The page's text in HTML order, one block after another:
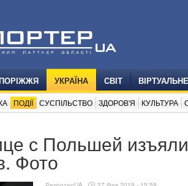
УКРАЇНА СВІТ
ПОДІЇ СУСПІЛЬСТВО ЗДОРОВ'Я КУЛЬТУРА
с Польшей
Фото